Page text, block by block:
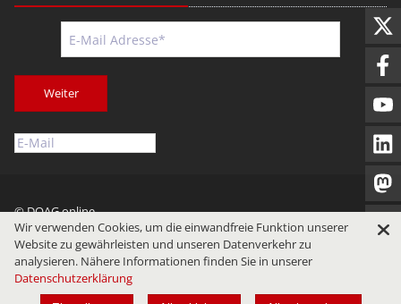
Weiter
© DOAG online
Impressum
Datenschutz Nutzungsbedingungen
Wir verwenden Cookies, um die einwandfreie Funktion unserer
Website zu gewährleisten und unseren Datenverkehr zu
analysieren. Nähere Informationen finden Sie in unserer
Datenschutzerklärung